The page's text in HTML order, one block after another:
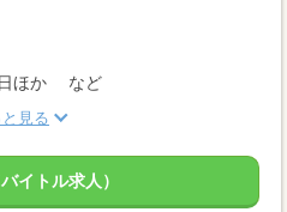
ほか など
と見る
イトル求人）